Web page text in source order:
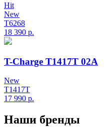
Hit
New
T6268
18 390 р.
T-Charge T1417T 02A
New
T1417T
17 990 р.
Наши бренды